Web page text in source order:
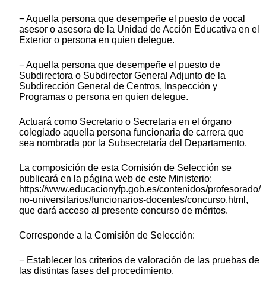
− Aquella persona que desempeñe el puesto de vocal
asesor o asesora de la Unidad de Acción Educativa en el
Exterior o persona en quien delegue.
− Aquella persona que desempeñe el puesto de
Subdirectora o Subdirector General Adjunto de la
Subdirección General de Centros, Inspección y
Programas o persona en quien delegue.
Actuará como Secretario o Secretaria en el órgano
colegiado aquella persona funcionaria de carrera que
sea nombrada por la Subsecretaría del Departamento.
La composición de esta Comisión de Selección se
publicará en la página web de este Ministerio:
https://www.educacionyfp.gob.es/contenidos/profesorado/
no-universitarios/funcionarios-docentes/concurso.html,
que dará acceso al presente concurso de méritos.
Corresponde a la Comisión de Selección:
− Establecer los criterios de valoración de las pruebas de
las distintas fases del procedimiento.